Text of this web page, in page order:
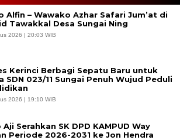
Alfin – Wawako Azhar Safari Jum’at di
Tawakkal Desa Sungai Ning
2026 | 20:03 WIB
Kerinci Berbagi Sepatu Baru untuk
SDN 023/11 Sungai Penuh Wujud Peduli
2026 | 19:10 WIB
Aji Serahkan SK DPD KAMPUD Way
Periode 2026-2031 ke Jon Hendra